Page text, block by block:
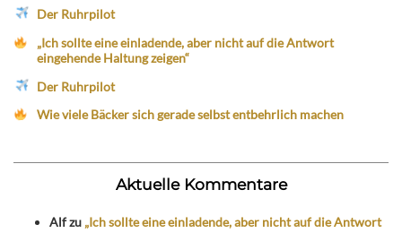
Der Ruhrpilot
„Ich sollte eine einladende, aber nicht auf die Antwort
eingehende Haltung zeigen“
Der Ruhrpilot
Wie viele Bäcker sich gerade selbst entbehrlich machen
Aktuelle Kommentare
Alfzu „Ich sollte eine einladende, aber nicht auf die Antwort